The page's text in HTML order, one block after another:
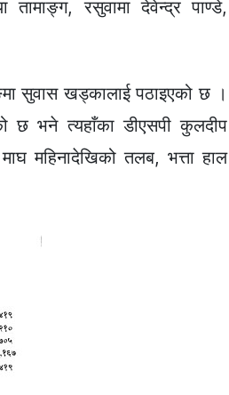
तामाङ्ग, रसुवामा देवेन्द्र पाण्डे,
सुवास खड्कालाई पठाइएको छ ।
छ भने त्यहाँका डीएसपी कुलदीप
महिनादेखिको तलब, भत्ता हाल